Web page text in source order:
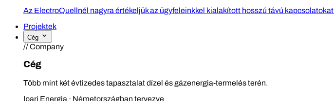
Az ElectroQuellnél nagyra értékeljük az ügyfeleinkkel kialakított hosszú távú
Projektek
Cég
// Company
Cég
Több mint két évtizedes tapasztalat dízel és gázenergia-termelés terén.
Ipari Energia · Németországban tervezve